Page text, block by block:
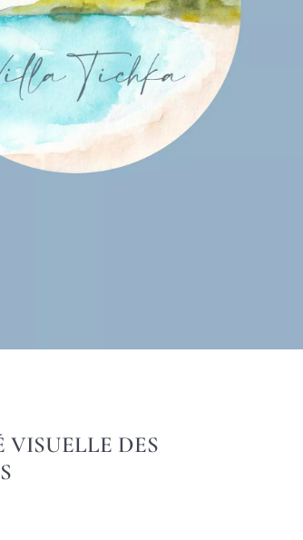
VISUELLE DES